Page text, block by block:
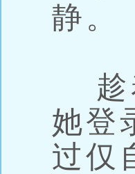
静。
趁
她登
过仅